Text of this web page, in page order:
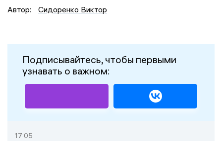
Автор:
Сидоренко Виктор
Подписывайтесь, чтобы первыми
узнавать о важном:
17:05